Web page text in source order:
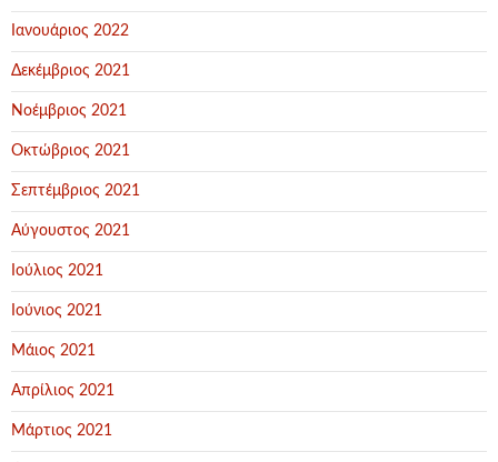
Ιανουάριος 2022
Δεκέμβριος 2021
Νοέμβριος 2021
Οκτώβριος 2021
Σεπτέμβριος 2021
Αύγουστος 2021
Ιούλιος 2021
Ιούνιος 2021
Μάιος 2021
Απρίλιος 2021
Μάρτιος 2021